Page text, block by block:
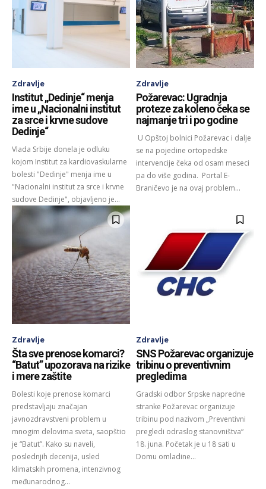
Zdravlje
Institut „Dedinje“ menja
ime u „Nacionalni institut
za srce i krvne sudove
Dedinje“
Vlada Srbije donela je odluku
kojom Institut za kardiovaskularne
bolesti "Dedinje" menja ime u
"Nacionalni institut za srce i krvne
sudove Dedinje", objavljeno je...
Zdravlje
Požarevac: Ugradnja
proteze za koleno čeka se
najmanje tri i po godine
U Opštoj bolnici Požarevac i dalje
se na pojedine ortopedske
intervencije čeka od osam meseci
pa do više godina. Portal E-
Braničevo je na ovaj problem...
Zdravlje
Šta sve prenose komarci?
“Batut” upozorava na rizike
i mere zaštite
Bolesti koje prenose komarci
predstavljaju značajan
javnozdravstveni problem u
mnogim delovima sveta, saopštio
je “Batut”. Kako su naveli,
poslednjih decenija, usled
klimatskih promena, intenzivnog
međunarodnog...
Zdravlje
SNS Požarevac organizuje
tribinu o preventivnim
pregledima
Gradski odbor Srpske napredne
stranke Požarevac organizuje
tribinu pod nazivom „Preventivni
pregledi odraslog stanovništva“
18. juna. Početak je u 18 sati u
Domu omladine...